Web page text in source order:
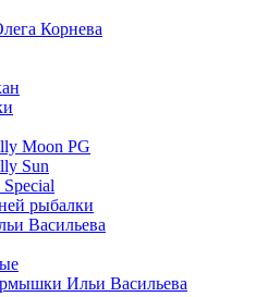
Корнева
Moon PG
Sun
рыбалки
Васильева
Ильи Васильева